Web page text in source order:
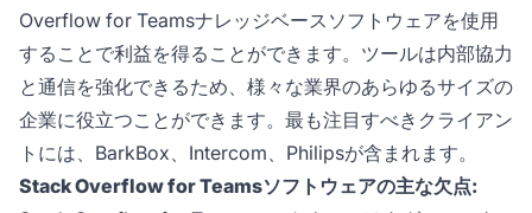
Overflow for Teamsナレッジベースソフトウェアを使用
することで利益を得ることができます。ツールは内部協力
と通信を強化できるため、様々な業界のあらゆるサイズの
企業に役立つことができます。最も注目すべきクライアン
トには、BarkBox、Intercom、Philipsが含まれます。
Stack Overflow for Teamsソフトウェアの主な欠点: